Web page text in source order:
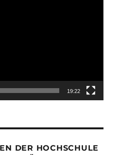
19:22
DER HOCHSCHULE